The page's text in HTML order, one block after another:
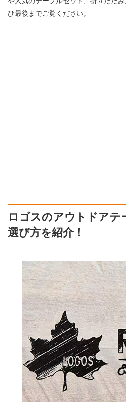
ひ最後までご覧ください。
ロゴスのアウトドアテ
選び方を紹介！